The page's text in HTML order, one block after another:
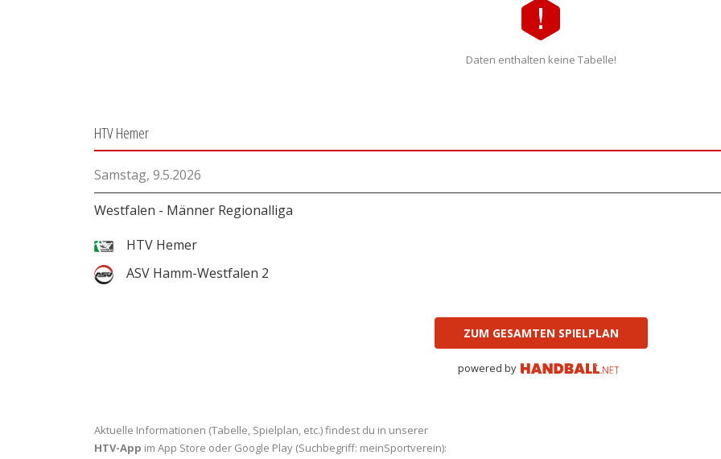
Daten enthalten keine Tabelle!
HTV Hemer
Samstag, 9.5.2026
Westfalen - Männer Regionalliga
HTV Hemer
ASV Hamm-Westfalen 2
ZUM GESAMTEN SPIELPLAN
powered by
Aktuelle Informationen (Tabelle, Spielplan, etc.) findest du in unserer
HTV-App im App Store oder Google Play (Suchbegriff: meinSportverein):